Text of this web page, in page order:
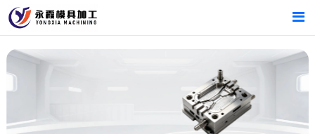
首页
产品中心
新闻中心
首页
产品中心
新闻中心